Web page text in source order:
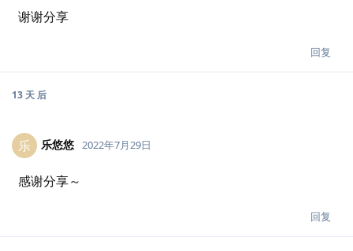
谢谢分享
回复
13 天 后
乐 乐悠悠 2022年7月29日
感谢分享～
回复